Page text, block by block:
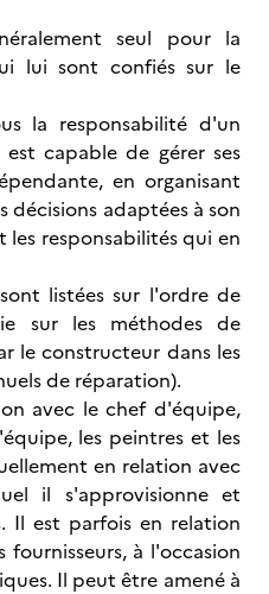
seul pour la
lui sont confiés sur le
la responsabilité d'un
capable de gérer ses
en organisant
décisions adaptées à son
les responsabilités qui en
listées sur l'ordre de
sur les méthodes de
le constructeur dans les
de réparation).
avec le chef d'équipe,
les peintres et les
en relation avec
il s'approvisionne et
Il est parfois en relation
fournisseurs, à l'occasion
Il peut être amené à